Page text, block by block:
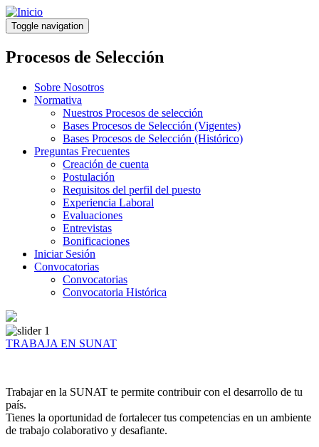
Pasar
al
contenido
principal
Toggle navigation
Procesos de Selección
Sobre Nosotros
Normativa
Nuestros Procesos de selección
Bases Procesos de Selección (Vigentes)
Bases Procesos de Selección (Histórico)
Preguntas Frecuentes
Creación de cuenta
Postulación
Requisitos del perfil del puesto
Experiencia Laboral
Evaluaciones
Entrevistas
Bonificaciones
Iniciar Sesión
Convocatorias
Convocatorias
Convocatoria Histórica
TRABAJA EN SUNAT
Trabajar en la SUNAT te permite contribuir con el desarrollo de tu
país.
Tienes la oportunidad de fortalecer tus competencias en un ambiente
de trabajo colaborativo y desafiante.